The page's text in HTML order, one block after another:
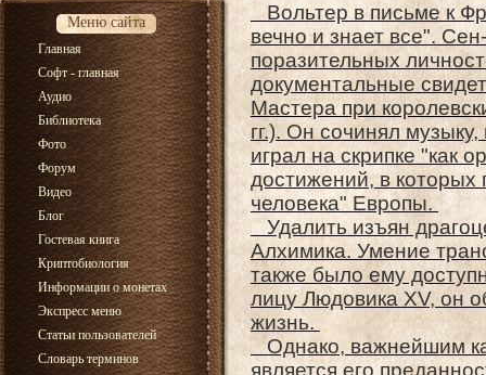
Меню сайта
Главная
Софт - главная
Аудио
Библиотека
Фото
Форум
Видео
Блог
Гостевая книга
Криптобиология
Информации о монетах
Экспресс меню
Статьи пользователей
Словарь терминов
Вольтер в письме к
вечно и знает все".
поразительных
документальные
Мастера при
гг.). Он сочинял
играл на скрипке "как
достижений, в которых
человека" Европы.
Удалить изъян
Алхимика. Умение
также было ему
лицу Людовика XV, он
жизнь.
Однако, важнейшим
является его